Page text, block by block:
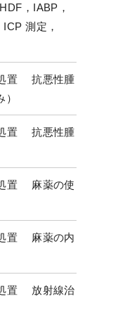
，IABP，
測定，
置 抗悪性腫
置 抗悪性腫
置 麻薬の使
置 麻薬の内
置 放射線治